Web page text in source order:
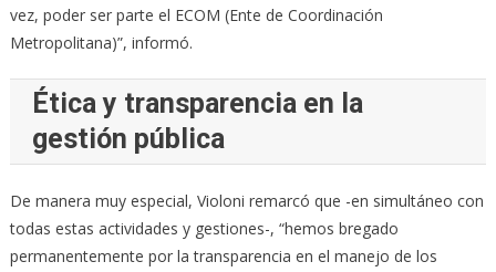
vez, poder ser parte el ECOM (Ente de Coordinación
Metropolitana)”, informó.
Ética y transparencia en la
gestión pública
De manera muy especial, Violoni remarcó que -en simultáneo con
todas estas actividades y gestiones-, “hemos bregado
permanentemente por la transparencia en el manejo de los